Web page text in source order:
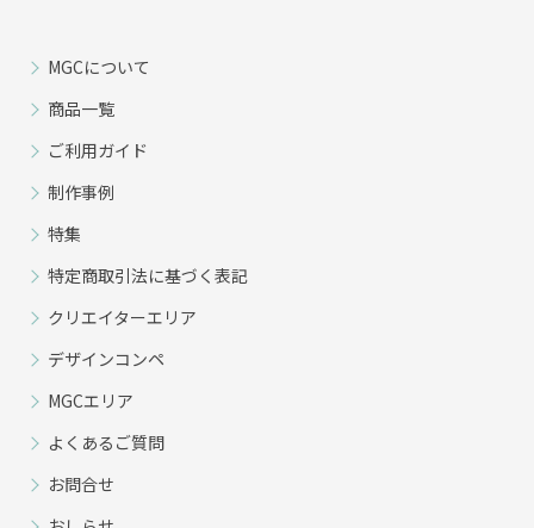
MGCについて
商品一覧
ご利用ガイド
制作事例
特集
特定商取引法に基づく表記
クリエイターエリア
デザインコンペ
MGCエリア
よくあるご質問
お問合せ